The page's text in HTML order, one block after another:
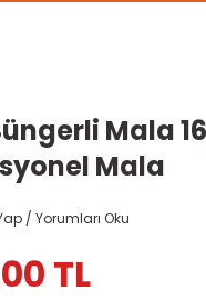
Mala
Mala
/ Yorumları Oku
TL